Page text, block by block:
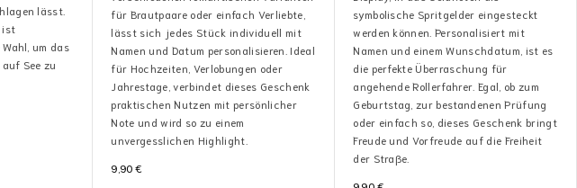
lässt.
ist
Wahl, um das
See zu
für Brautpaare oder einfach Verliebte,
lässt sich jedes Stück individuell mit
Namen und Datum personalisieren. Ideal
für Hochzeiten, Verlobungen oder
Jahrestage, verbindet dieses Geschenk
praktischen Nutzen mit persönlicher
Note und wird so zu einem
unvergesslichen Highlight.
9,90 €
symbolische Spritgelder eingesteckt
werden können. Personalisiert mit
Namen und einem Wunschdatum, ist es
die perfekte Überraschung für
angehende Rollerfahrer. Egal, ob zum
Geburtstag, zur bestandenen Prüfung
oder einfach so, dieses Geschenk bringt
Freude und Vorfreude auf die Freiheit
der Straße.